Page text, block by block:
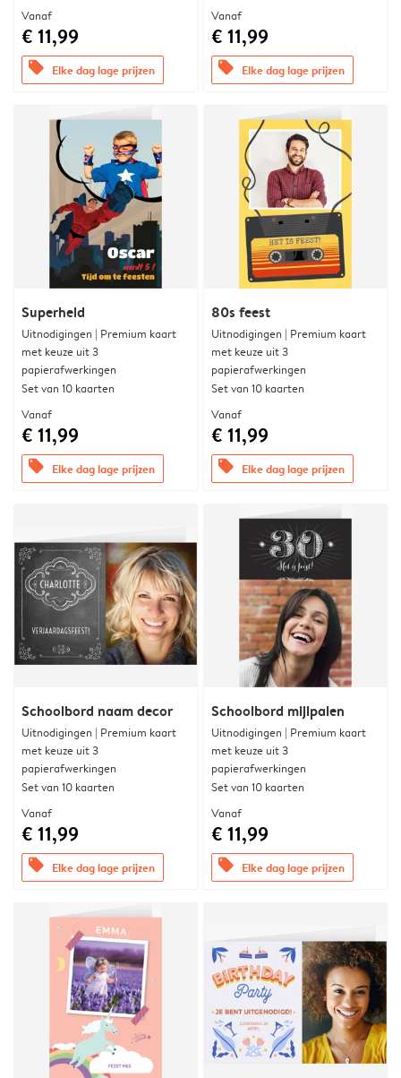
Vanaf
€ 11,99
offers Elke dag lage prijzen
Vanaf
€ 11,99
offers Elke dag lage prijzen
Superheld
Uitnodigingen | Premium kaart
met keuze uit 3
papierafwerkingen
Set van 10 kaarten
Vanaf
€ 11,99
offers Elke dag lage prijzen
80s feest
Uitnodigingen | Premium kaart
met keuze uit 3
papierafwerkingen
Set van 10 kaarten
Vanaf
€ 11,99
offers Elke dag lage prijzen
Schoolbord naam decor
Uitnodigingen | Premium kaart
met keuze uit 3
papierafwerkingen
Set van 10 kaarten
Vanaf
€ 11,99
offers Elke dag lage prijzen
Schoolbord mijlpalen
Uitnodigingen | Premium kaart
met keuze uit 3
papierafwerkingen
Set van 10 kaarten
Vanaf
€ 11,99
offers Elke dag lage prijzen